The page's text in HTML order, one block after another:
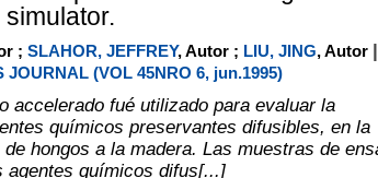
; SLAHOR, JEFFREY, Autor ; LIU, JING, Autor |
JOURNAL (VOL 45NRO 6, jun.1995)
accelerado fué utilizado para evaluar la
químicos preservantes difusibles, en la
hongos a la madera. Las muestras de
agentes químicos difus[...]